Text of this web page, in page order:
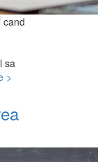
cand
sa
>